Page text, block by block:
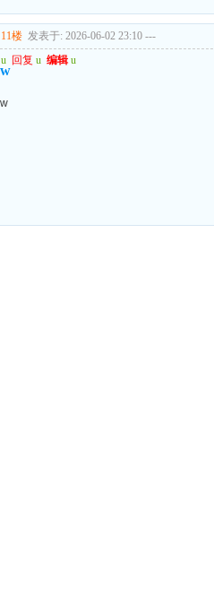
11楼 发表于: 2026-06-02 23:10 ---
u 回复 u 编辑 u
w
w